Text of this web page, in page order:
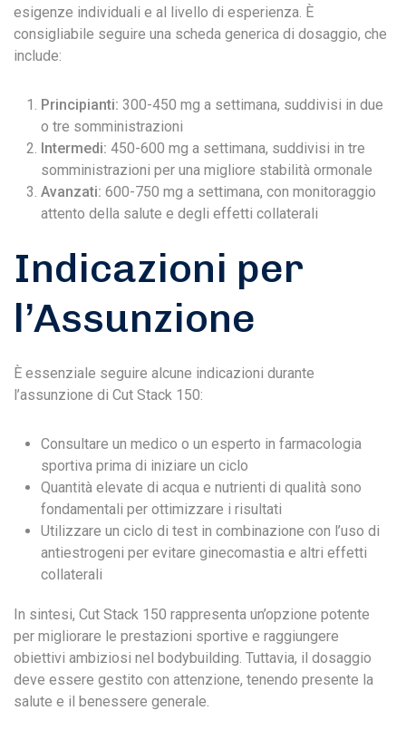
esigenze individuali e al livello di esperienza. È
consigliabile seguire una scheda generica di dosaggio, che
include:
Principianti: 300-450 mg a settimana, suddivisi in due
o tre somministrazioni
Intermedi: 450-600 mg a settimana, suddivisi in tre
somministrazioni per una migliore stabilità ormonale
Avanzati: 600-750 mg a settimana, con monitoraggio
attento della salute e degli effetti collaterali
Indicazioni per
l’Assunzione
È essenziale seguire alcune indicazioni durante
l’assunzione di Cut Stack 150:
Consultare un medico o un esperto in farmacologia
sportiva prima di iniziare un ciclo
Quantità elevate di acqua e nutrienti di qualità sono
fondamentali per ottimizzare i risultati
Utilizzare un ciclo di test in combinazione con l’uso di
antiestrogeni per evitare ginecomastia e altri effetti
collaterali
In sintesi, Cut Stack 150 rappresenta un’opzione potente
per migliorare le prestazioni sportive e raggiungere
obiettivi ambiziosi nel bodybuilding. Tuttavia, il dosaggio
deve essere gestito con attenzione, tenendo presente la
salute e il benessere generale.